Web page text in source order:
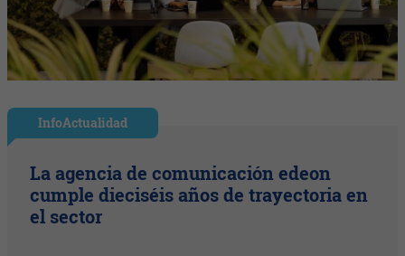
InfoActualidad
La agencia de comunicación edeon
cumple dieciséis años de trayectoria en
el sector